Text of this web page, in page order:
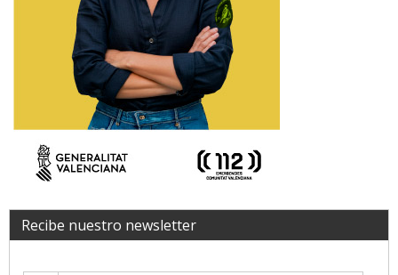
Recibe nuestro newsletter